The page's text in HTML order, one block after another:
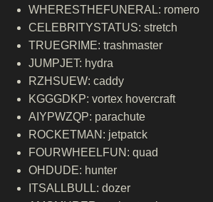
WHERESTHEFUNERAL: romero
CELEBRITYSTATUS: stretch
TRUEGRIME: trashmaster
JUMPJET: hydra
RZHSUEW: caddy
KGGGDKP: vortex hovercraft
AIYPWZQP: parachute
ROCKETMAN: jetpatck
FOURWHEELFUN: quad
OHDUDE: hunter
ITSALLBULL: dozer